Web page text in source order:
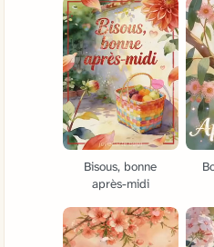
Bisous, bonne
après-midi